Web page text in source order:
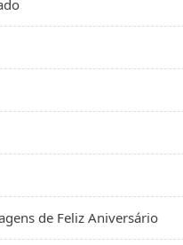
de Feliz Aniversário